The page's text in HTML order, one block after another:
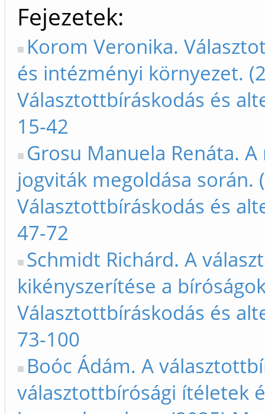
Fejezetek
Korom Veronika.
és intézményi környezet.
Választottbíráskodás és
15-42
Grosu Manuela Renáta.
jogviták megoldása során.
Választottbíráskodás és
47-72
Schmidt Richárd. A
kikényszerítése a
Választottbíráskodás és
73-100
Boóc Ádám. A
választottbírósági ítéletek